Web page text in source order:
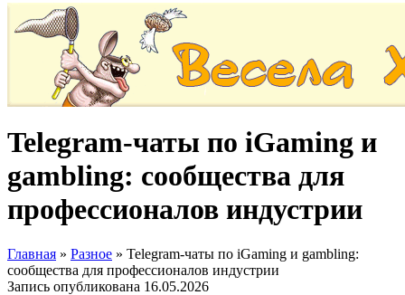
Telegram-чаты по iGaming и
gambling: сообщества для
профессионалов индустрии
Главная » Разное » Telegram-чаты по iGaming и gambling:
сообщества для профессионалов индустрии
Запись опубликована 16.05.2026